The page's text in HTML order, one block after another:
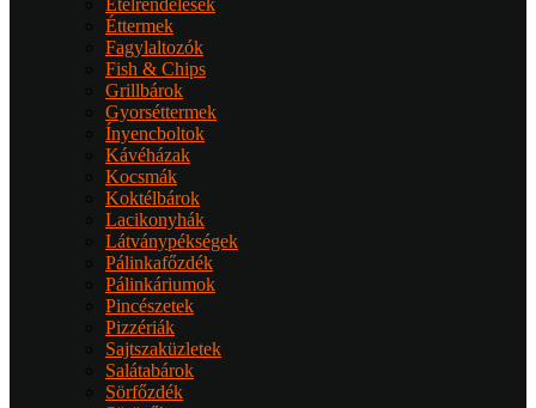
Ételrendelések
Éttermek
Fagylaltozók
Fish & Chips
Grillbárok
Gyorséttermek
Ínyencboltok
Kávéházak
Kocsmák
Koktélbárok
Lacikonyhák
Látványpékségek
Pálinkafőzdék
Pálinkáriumok
Pincészetek
Pizzériák
Sajtszaküzletek
Salátabárok
Sörfőzdék